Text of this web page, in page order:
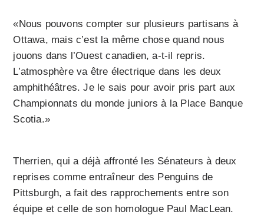
«Nous pouvons compter sur plusieurs partisans à
Ottawa, mais c’est la même chose quand nous
jouons dans l’Ouest canadien, a-t-il repris.
L’atmosphère va être électrique dans les deux
amphithéâtres. Je le sais pour avoir pris part aux
Championnats du monde juniors à la Place Banque
Scotia.»
Therrien, qui a déjà affronté les Sénateurs à deux
reprises comme entraîneur des Penguins de
Pittsburgh, a fait des rapprochements entre son
équipe et celle de son homologue Paul MacLean.